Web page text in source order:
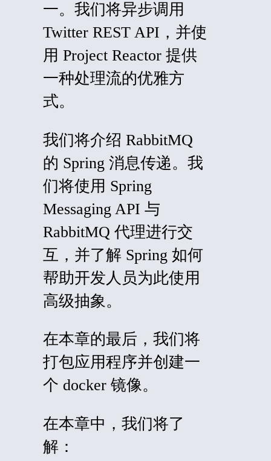
一。我们将异步调用
Twitter REST API，并使
用 Project Reactor 提供
一种处理流的优雅方
式。
我们将介绍 RabbitMQ
的 Spring 消息传递。我
们将使用 Spring
Messaging API 与
RabbitMQ 代理进行交
互，并了解 Spring 如何
帮助开发人员为此使用
高级抽象。
在本章的最后，我们将
打包应用程序并创建一
个 docker 镜像。
在本章中，我们将了
解：